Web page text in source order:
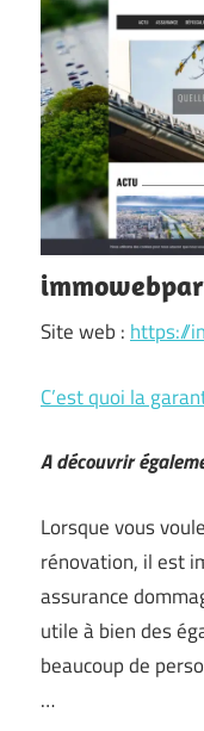
Site web : https://
C’est quoi la
A découvrir
Lorsque vous
rénovation, il est
assurance
utile à bien des
beaucoup de
…